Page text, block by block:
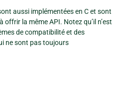
aussi implémentées en C et sont
la même API. Notez qu’il n’est
de compatibilité et des
ne sont pas toujours